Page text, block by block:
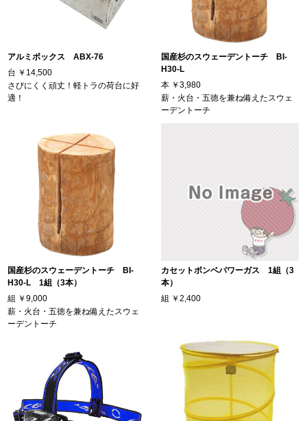
アルミボックス ABX-76
台 ￥14,500
さびにくく頑丈！軽トラの荷台に好
適！
国産杉のスウェーデントーチ BI-
H30-L
本 ￥3,980
薪・火台・五徳を兼ね備えたスウェ
ーデントーチ
国産杉のスウェーデントーチ BI-
H30-L 1組（3本）
組 ￥9,000
薪・火台・五徳を兼ね備えたスウェ
ーデントーチ
カセットボンベパワーガス 1組（3
本）
組 ￥2,400